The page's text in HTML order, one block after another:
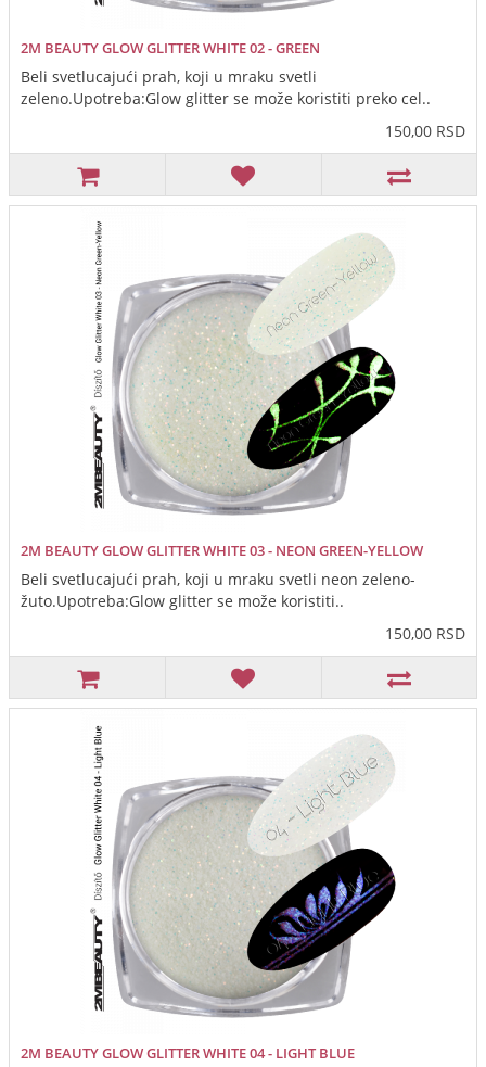
2M BEAUTY GLOW GLITTER WHITE 02 - GREEN
Beli svetlucajući prah, koji u mraku svetli
zeleno.Upotreba:Glow glitter se može koristiti preko cel..
150,00 RSD
2M BEAUTY GLOW GLITTER WHITE 03 - NEON GREEN-YELLOW
Beli svetlucajući prah, koji u mraku svetli neon zeleno-
žuto.Upotreba:Glow glitter se može koristiti..
150,00 RSD
2M BEAUTY GLOW GLITTER WHITE 04 - LIGHT BLUE